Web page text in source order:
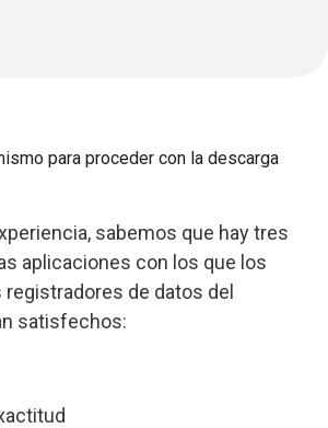
para proceder con la descarga
sabemos que hay tres
aplicaciones con los que los
de datos del
satisfechos: